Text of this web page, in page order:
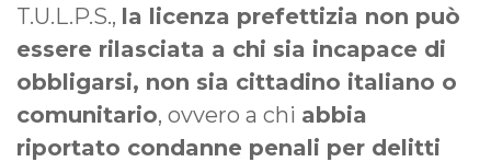
T.U.L.P.S., la licenza prefettizia non può
essere rilasciata a chi sia incapace di
obbligarsi, non sia cittadino italiano o
comunitario, ovvero a chi abbia
riportato condanne penali per delitti